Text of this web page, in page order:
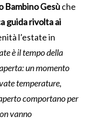
Bambino Gesùche
guida rivolta ai
l’estate in
è il tempo della
un momento
temperature,
comportano per
vanno